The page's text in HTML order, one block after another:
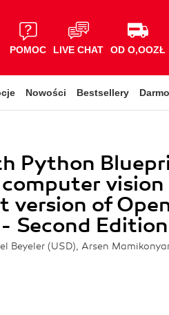
POMOC LIVE CHAT OD O,OOZŁ
Nowości Bestsellery
Python
of
Second Edition
Beyeler (USD), Arsen